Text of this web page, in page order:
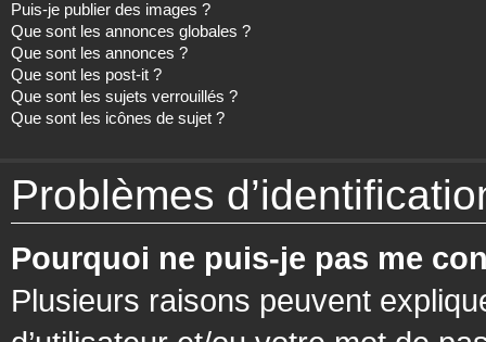
Puis-je publier des images ?
Que sont les annonces globales ?
Que sont les annonces ?
Que sont les post-it ?
Que sont les sujets verrouillés ?
Que sont les icônes de sujet ?
Problèmes
Pourquoi ne puis-je pas me
Plusieurs raisons peuvent